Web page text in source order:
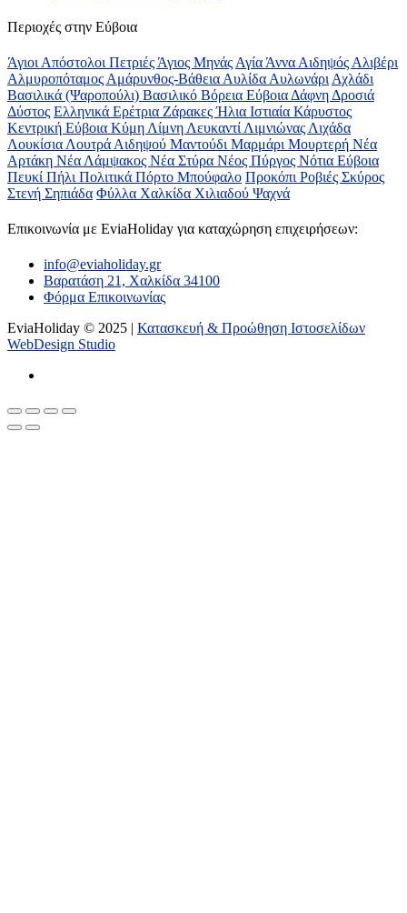
Περιοχές στην Εύβοια
Άγιοι Απόστολοι Πετριές Άγιος Μηνάς Αγία Άννα Αιδηψός Αλιβέρι
Αλμυροπόταμος Αμάρυνθος-Βάθεια Αυλίδα Αυλωνάρι Αχλάδι
Βασιλικά (Ψαροπούλι) Βασιλικό Βόρεια Εύβοια Δάφνη Δροσιά
Δύστος Ελληνικά Ερέτρια ΖάρακεςΉλια Ιστιαία Κάρυστος
Κεντρική Εύβοια Κύμη Λίμνη Λευκαντί Λιμνιώνας Λιχάδα
Λουκίσια Λουτρά Αιδηψού Μαντούδι Μαρμάρι Μουρτερή Νέα
Αρτάκη Νέα Λάμψακος Νέα Στύρα Νέος Πύργος Νότια Εύβοια
Πευκί Πήλι Πολιτικά Πόρτο Μπούφαλο Προκόπι Ροβιές Σκύρος
Στενή Σηπιάδα Φύλλα Χαλκίδα Χιλιαδού Ψαχνά
Επικοινωνία με ΕviaHoliday για καταχώρηση επιχειρήσεων:
info@eviaholiday.gr
Βαρατάση 21, Χαλκίδα 34100
Φόρμα Επικοινωνίας
EviaHoliday © 2025 | Κατασκευή & Προώθηση Ιστοσελίδων
WebDesign Studio